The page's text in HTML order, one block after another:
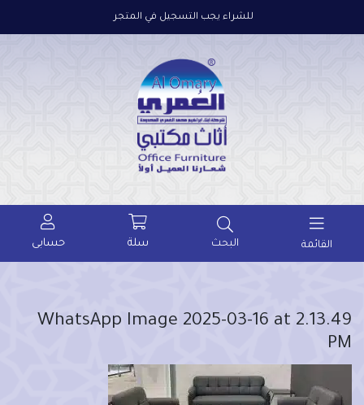
للشراء يجب التسجيل في المتجر
القائمة البحث سلة حسابى
WhatsApp Image 2025-03-16 at 2.13.49
PM